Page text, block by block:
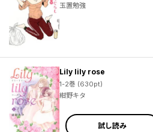
玉置勉強
Lily lily rose
1-2巻 (630pt)
紺野キタ
試し読み